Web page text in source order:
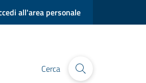
all'area personale
Cerca